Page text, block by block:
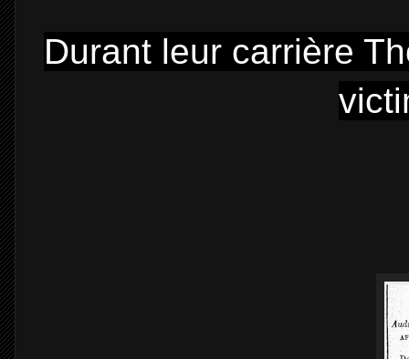
Durant leur carrière